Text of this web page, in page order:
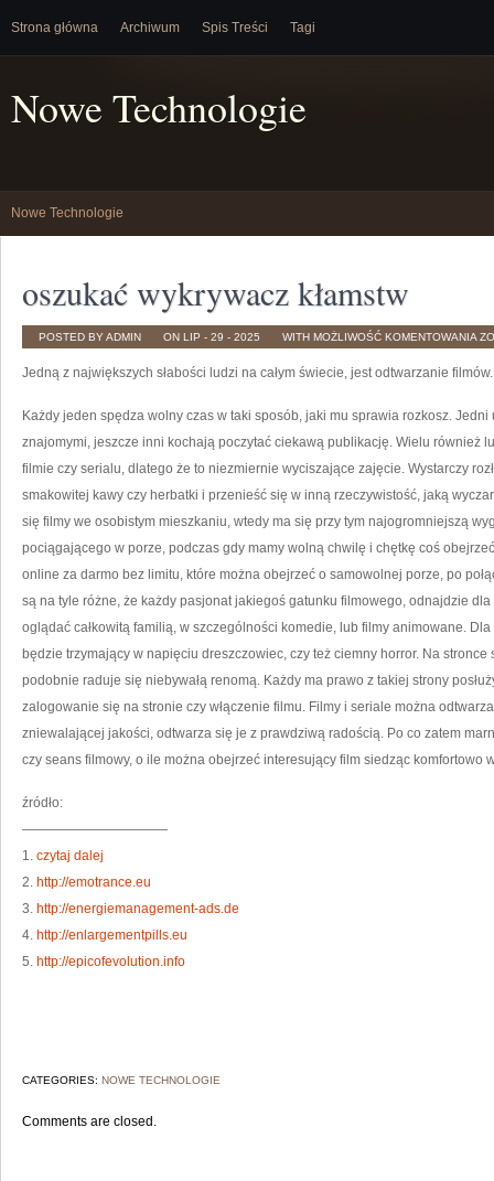
Strona główna Archiwum Spis Treści Tagi
Nowe Technologie
Nowe Technologie
oszukać wykrywacz kłamstw
POSTED BY ADMIN ON LIP - 29 - 2025 WITH MOŻLIWOŚĆ KOMENTOWANIA
Jedną z największych słabości ludzi na całym świecie, jest odtwarzanie
Każdy jeden spędza wolny czas w taki sposób, jaki mu sprawia rozkosz.
znajomymi, jeszcze inni kochają poczytać ciekawą publikację. Wielu również
filmie czy serialu, dlatego że to niezmiernie wyciszające zajęcie. Wystarczy
smakowitej kawy czy herbatki i przenieść się w inną rzeczywistość, jaką
się filmy we osobistym mieszkaniu, wtedy ma się przy tym najogromniejszą
pociągającego w porze, podczas gdy mamy wolną chwilę i chętkę coś
online za darmo bez limitu, które można obejrzeć o samowolnej porze, po
są na tyle różne, że każdy pasjonat jakiegoś gatunku filmowego, odnajdzie
oglądać całkowitą familią, w szczególności komedie, lub filmy animowane.
będzie trzymający w napięciu dreszczowiec, czy też ciemny horror. Na
podobnie raduje się niebywałą renomą. Każdy ma prawo z takiej strony
zalogowanie się na stronie czy włączenie filmu. Filmy i seriale można
zniewalającej jakości, odtwarza się je z prawdziwą radością. Po co zatem
czy seans filmowy, o ile można obejrzeć interesujący film siedząc komfortowo
źródło:
———————————
1. czytaj dalej
2. http://emotrance.eu
3. http://energiemanagement-ads.de
4. http://enlargementpills.eu
5. http://epicofevolution.info
CATEGORIES: NOWE TECHNOLOGIE
Comments are closed.